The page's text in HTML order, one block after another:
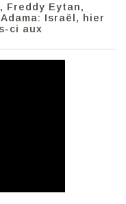
Freddy Eytan,
Israël, hier
ci aux